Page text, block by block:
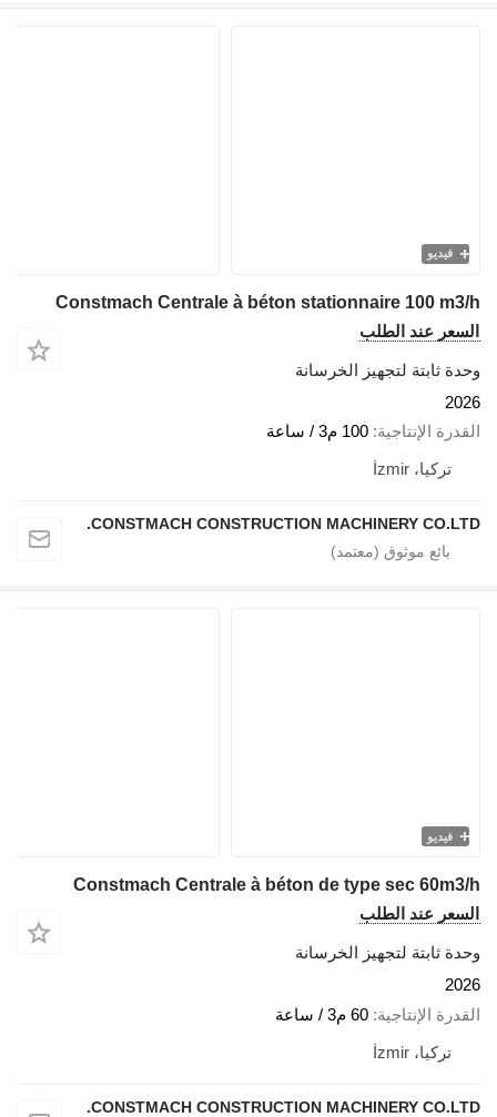
فيديو
Constmach Centrale à béton stationnaire 100 m3/h
السعر عند الطلب
وحدة ثابتة لتجهيز الخرسانة
2026
القدرة الإنتاجية 100 م3 / ساعة
تركيا، İzmir
CONSTMACH CONSTRUCTION MACHINERY CO.LTD.
فيديو
Constmach Centrale à béton de type sec 60m3/h
السعر عند الطلب
وحدة ثابتة لتجهيز الخرسانة
2026
القدرة الإنتاجية 60 م3 / ساعة
تركيا، İzmir
CONSTMACH CONSTRUCTION MACHINERY CO.LTD.